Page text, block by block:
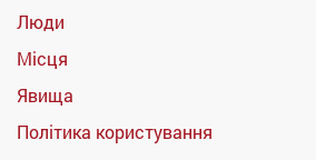
Люди
Місця
Явища
Політика користування